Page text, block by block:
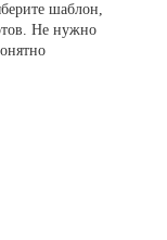
шаблон,
Не нужно